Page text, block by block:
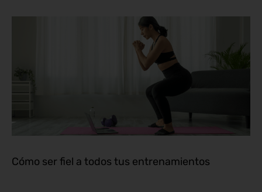
Cómo ser fiel a todos tus entrenamientos